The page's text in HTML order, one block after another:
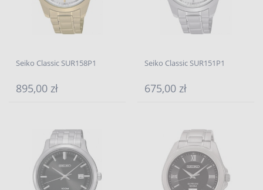
Seiko Classic SUR158P1
895,00 zł
Seiko Classic SUR151P1
675,00 zł